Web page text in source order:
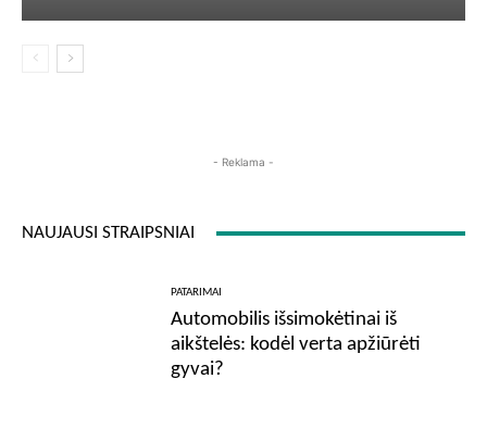
- Reklama -
NAUJAUSI STRAIPSNIAI
PATARIMAI
Automobilis išsimokėtinai iš
aikštelės: kodėl verta apžiūrėti
gyvai?